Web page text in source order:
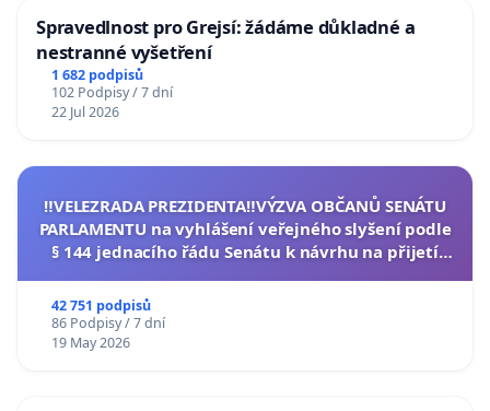
Spravedlnost pro Grejsí: žádáme důkladné a
nestranné vyšetření
1 682 podpisů
102 Podpisy / 7 dní
22 Jul 2026
‼️VELEZRADA PREZIDENTA‼️VÝZVA OBČANŮ SENÁTU
PARLAMENTU na vyhlášení veřejného slyšení podle
§ 144 jednacího řádu Senátu k návrhu na přijetí
42 751 podpisů
86 Podpisy / 7 dní
19 May 2026